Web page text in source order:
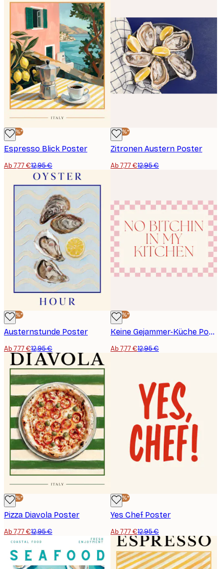
-40%*
Espresso Blick Poster
Ab 7,77 €12,95 €
-40%*
Zitronen Austern Poster
Ab 7,77 €12,95 €
-40%*
Austernstunde Poster
Ab 7,77 €12,95 €
-40%*
Keine Gejammer-Küche Poster
Ab 7,77 €12,95 €
-40%*
Pizza Diavola Poster
Ab 7,77 €12,95 €
-40%*
Yes Chef Poster
Ab 7,77 €12,95 €